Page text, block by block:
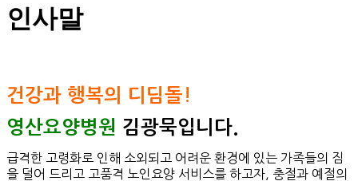
인사말
건강과 행복의 디딤돌!
영산요양병원 김광묵입니다.
급격한 고령화로 인해 소외되고 어려운 환경에 있는 가족들의 짐
을 덜어 드리고 고품격 노인요양 서비스를 하고자, 충절과 예절의